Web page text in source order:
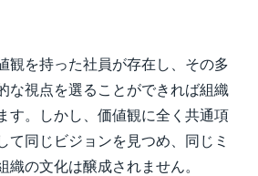
観を持った社員が存在し、その多
な視点を選ることができれば組織
す。しかし、価値観に全く共通項
て同じビジョンを見つめ、同じミ
織の文化は醸成されません。